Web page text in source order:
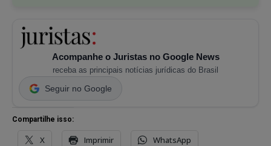
Acompanhe o Juristas no Google News
receba as principais notícias jurídicas do Brasil
Seguir no Google
Compartilhe isso:
X Imprimir WhatsApp